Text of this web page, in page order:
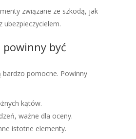
związane ze szkodą, jak
ubezpieczycielem.
powinny być
bardzo pomocne. Powinny
kątów.
ważne dla oceny.
istotne elementy.